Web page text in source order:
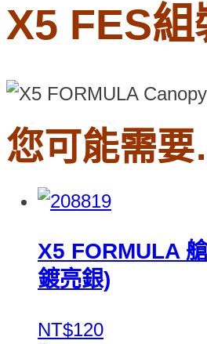
X5 FES組
您可能需
X5 FORMULA
鍍亮銀)
NT$120